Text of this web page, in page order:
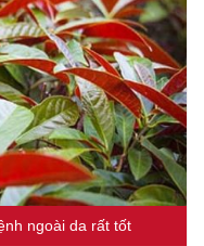
ngoài da rất tốt